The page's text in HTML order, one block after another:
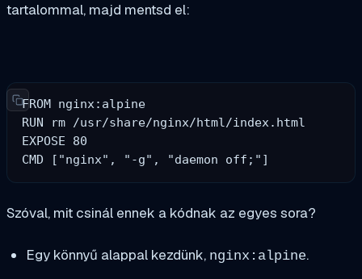
tartalommal, majd mentsd el:
FROM nginx:alpine
RUN rm /usr/share/nginx/html/index.html
EXPOSE 80
CMD ["nginx", "-g", "daemon off;"]
Szóval, mit csinál ennek a kódnak az egyes sora?
Egy könnyű alappal kezdünk, nginx:alpine.